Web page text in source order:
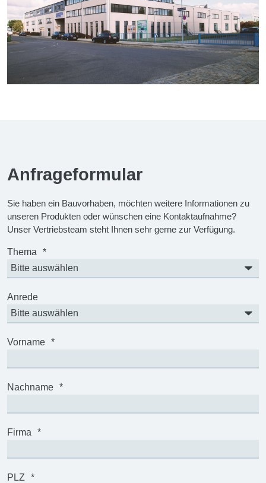
Anfrageformular
Sie haben ein Bauvorhaben, möchten weitere Informationen zu
unseren Produkten oder wünschen eine Kontaktaufnahme?
Unser Vertriebsteam steht Ihnen sehr gerne zur Verfügung.
Thema *
Anrede
Vorname *
Nachname *
Firma *
PLZ *